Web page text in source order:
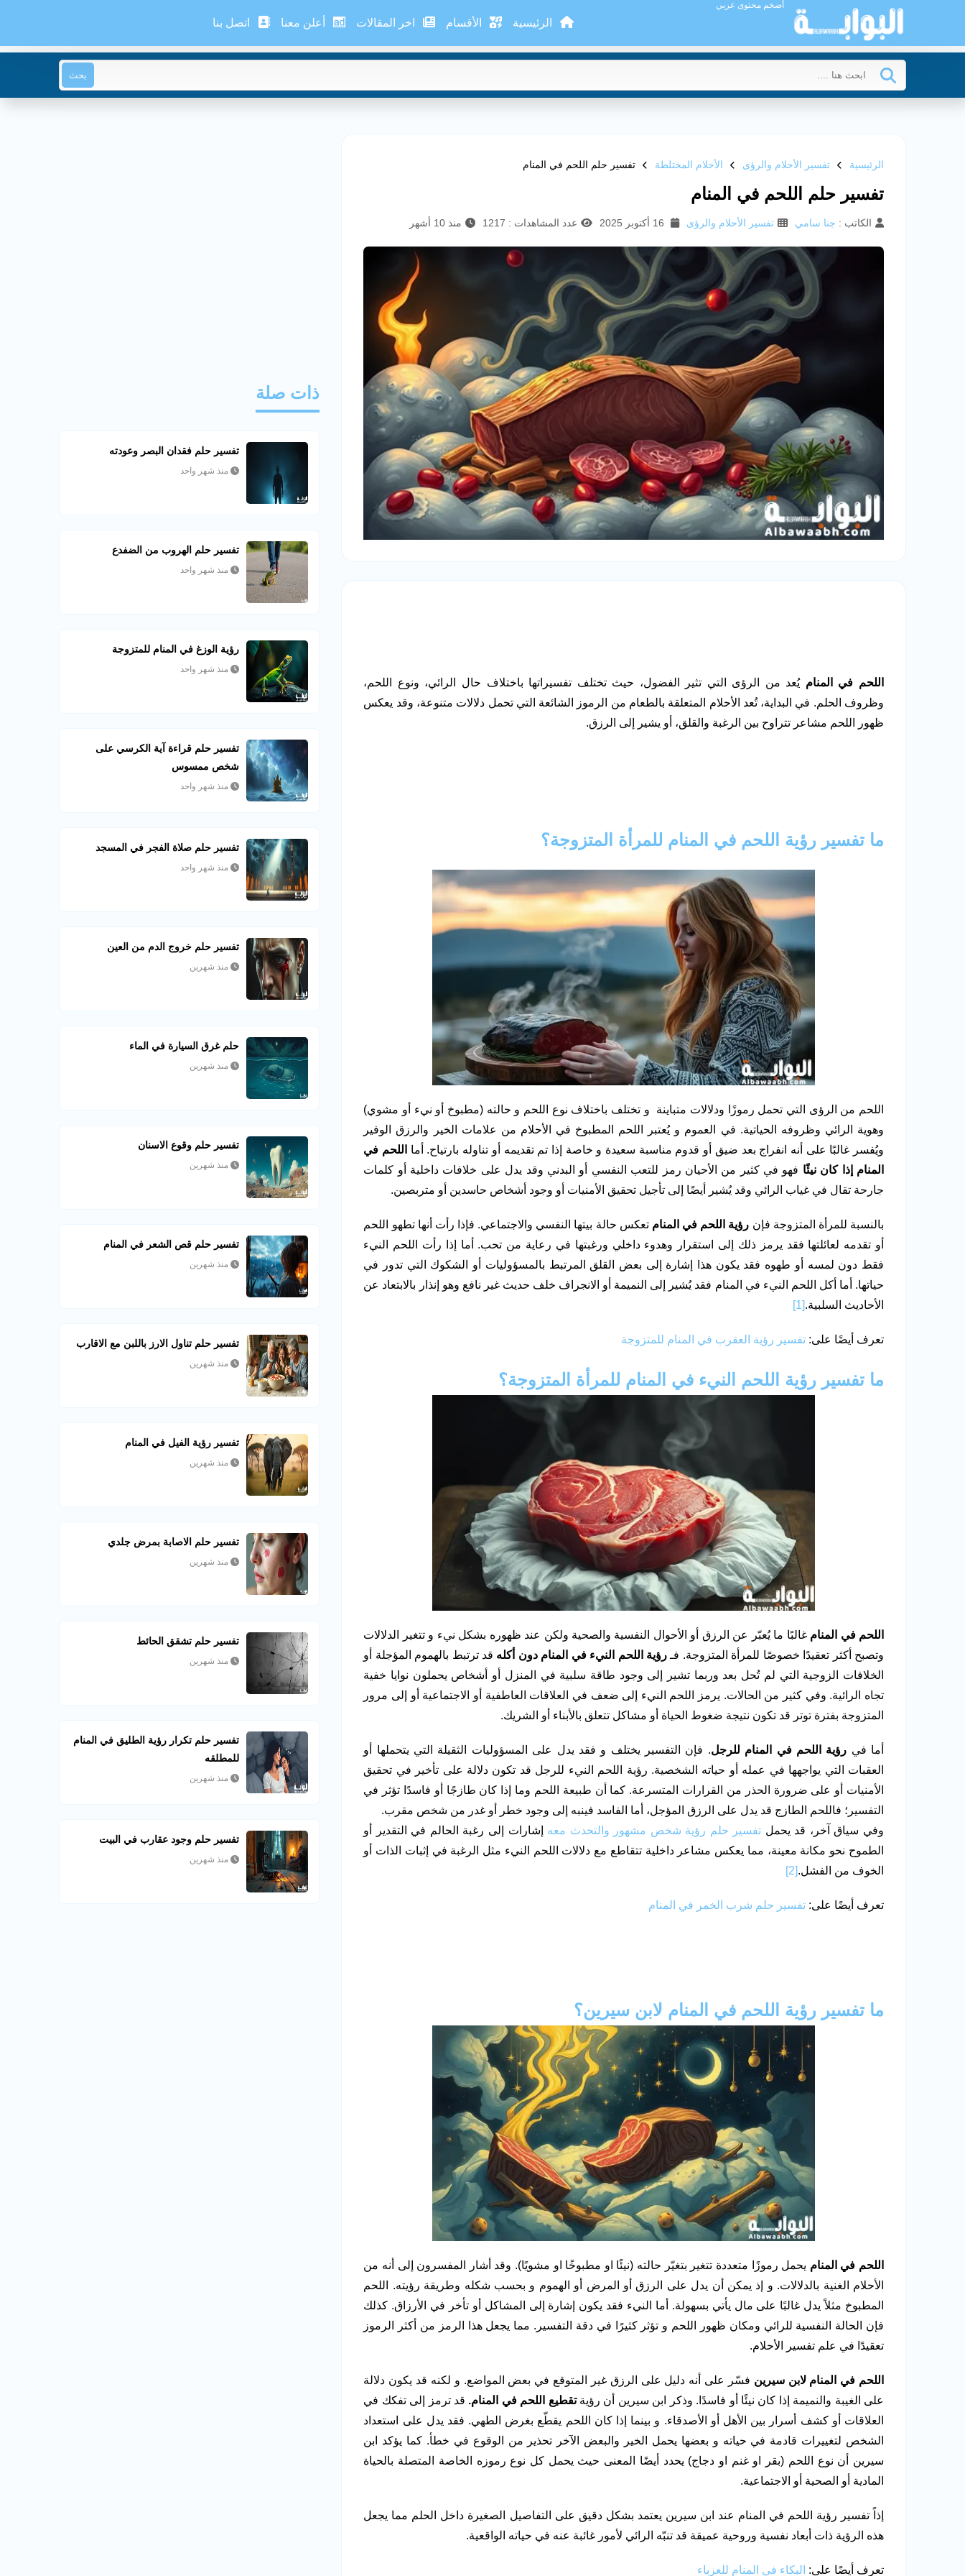
أضخم محتوى عربي
الرئيسية الأقسام اخر المقالات أعلن معنا اتصل بنا
بحث
الرئيسية تفسير الأحلام والرؤى الأحلام المختلطة تفسير حلم اللحم في المنام
تفسير حلم اللحم في المنام
الكاتب : جنا سامي تفسير الأحلام والرؤى عدد المشاهدات : 1217 منذ 10 أشهر
اللحم في المنام يُعد من الرؤى التي تثير الفضول، حيث تختلف تفسيراتها باختلاف حال الرائي، ونوع اللحم،
وظروف الحلم. في البداية، تُعد الأحلام المتعلقة بالطعام من الرموز الشائعة التي تحمل دلالات متنوعة، وقد يعكس
ظهور اللحم مشاعر تتراوح بين الرغبة والقلق، أو يشير إلى الرزق.
ما تفسير رؤية اللحم في المنام للمرأة المتزوجة؟
اللحم من الرؤى التي تحمل رموزًا ودلالات متباينة و تختلف باختلاف نوع اللحم و حالته (مطبوخ أو نيء أو مشوي)
وهوية الرائي وظروفه الحياتية. في العموم و يُعتبر اللحم المطبوخ في الأحلام من علامات الخير والرزق الوفير
ويُفسر غالبًا على أنه انفراج بعد ضيق أو قدوم مناسبة سعيدة و خاصة إذا تم تقديمه أو تناوله بارتياح. أما
اللحم في
المنام إذا كان نيئًا فهو في كثير من الأحيان رمز للتعب النفسي أو البدني وقد يدل على خلافات داخلية أو كلمات
جارحة تقال في غياب الرائي وقد يُشير أيضًا إلى تأجيل تحقيق الأمنيات أو وجود أشخاص حاسدين أو متربصين.
بالنسبة للمرأة المتزوجة فإن رؤية اللحم في المنام تعكس حالة بيتها النفسي والاجتماعي. فإذا رأت أنها تطهو اللحم
أو تقدمه لعائلتها فقد يرمز ذلك إلى استقرار وهدوء داخلي ورغبتها في رعاية من تحب. أما إذا رأت اللحم النيء
فقط دون لمسه أو طهوه فقد يكون هذا إشارة إلى بعض القلق المرتبط بالمسؤوليات أو الشكوك التي تدور في
حياتها. أما أكل اللحم النيء في المنام فقد يُشير إلى النميمة أو الانجراف خلف حديث غير نافع وهو إنذار بالابتعاد عن
الأحاديث السلبية.[1]
تعرف أيضًا على: تفسير رؤية العقرب في المنام للمتزوجة
ما تفسير رؤية اللحم النيء في المنام للمرأة المتزوجة؟
اللحم في المنام غالبًا ما يُعبّر عن الرزق أو الأحوال النفسية والصحية ولكن عند ظهوره بشكل نيء و تتغير الدلالات
وتصبح أكثر تعقيدًا خصوصًا للمرأة المتزوجة. فـ رؤية اللحم النيء في المنام دون أكله قد ترتبط بالهموم المؤجلة أو
الخلافات الزوجية التي لم تُحل بعد وربما تشير إلى وجود طاقة سلبية في المنزل أو أشخاص يحملون نوايا خفية
تجاه الرائية. وفي كثير من الحالات. يرمز اللحم النيء إلى ضعف في العلاقات العاطفية أو الاجتماعية أو إلى مرور
المتزوجة بفترة توتر قد تكون نتيجة ضغوط الحياة أو مشاكل تتعلق بالأبناء أو الشريك.
أما في رؤية اللحم في المنام للرجل. فإن التفسير يختلف و فقد يدل على المسؤوليات الثقيلة التي يتحملها أو
العقبات التي يواجهها في عمله أو حياته الشخصية. رؤية اللحم النيء للرجل قد تكون دلالة على تأخير في تحقيق
الأمنيات أو على ضرورة الحذر من القرارات المتسرعة. كما أن طبيعة اللحم وما إذا كان طازجًا أو فاسدًا تؤثر في
التفسير؛ فاللحم الطازج قد يدل على الرزق المؤجل، أما الفاسد فينبه إلى وجود خطر أو غدر من شخص مقرب.
وفي سياق آخر، قد يحمل تفسير حلم رؤية شخص مشهور والتحدث معه إشارات إلى رغبة الحالم في التقدير أو
الطموح نحو مكانة معينة، مما يعكس مشاعر داخلية تتقاطع مع دلالات اللحم النيء مثل الرغبة في إثبات الذات أو
الخوف من الفشل.[2]
تعرف أيضًا على: تفسير حلم شرب الخمر في المنام
ما تفسير رؤية اللحم في المنام لابن سيرين؟
اللحم في المنام يحمل رموزًا متعددة تتغير بتغيّر حالته (نيئًا او مطبوخًا او مشويًا). وقد أشار المفسرون إلى أنه من
الأحلام الغنية بالدلالات. و إذ يمكن أن يدل على الرزق أو المرض أو الهموم و بحسب شكله وطريقة رؤيته. اللحم
المطبوخ مثلاً يدل غالبًا على مال يأتي بسهولة. أما النيء فقد يكون إشارة إلى المشاكل أو تأخر في الأرزاق. كذلك
فإن الحالة النفسية للرائي ومكان ظهور اللحم و تؤثر كثيرًا في دقة التفسير. مما يجعل هذا الرمز من أكثر الرموز
تعقيدًا في علم تفسير الأحلام.
اللحم في المنام لابن سيرين فسّر على أنه دليل على الرزق غير المتوقع في بعض المواضع. و لكنه قد يكون دلالة
على الغيبة والنميمة إذا كان نيئًا أو فاسدًا. وذكر ابن سيرين أن رؤيةتقطيع اللحم في المنام. قد ترمز إلى تفكك في
العلاقات أو كشف أسرار بين الأهل أو الأصدقاء. و بينما إذا كان اللحم يقطّع بغرض الطهي. فقد يدل على استعداد
الشخص لتغييرات قادمة في حياته و بعضها يحمل الخير والبعض الآخر تحذير من الوقوع في خطأ. كما يؤكد ابن
سيرين أن نوع اللحم (بقر او غنم او دجاج) يحدد أيضًا المعنى حيث يحمل كل نوع رموزه الخاصة المتصلة بالحياة
المادية أو الصحية أو الاجتماعية.
إذاً تفسير رؤية اللحم في المنام عند ابن سيرين يعتمد بشكل دقيق على التفاصيل الصغيرة داخل الحلم مما يجعل
هذه الرؤية ذات أبعاد نفسية وروحية عميقة قد تنبّه الرائي لأمور غائبة عنه في حياته الواقعية.
تعرف أيضًا على: البكاء في المنام للعزباء
ذات صلة
تفسير حلم فقدان البصر وعودته
منذ شهر واحد
تفسير حلم الهروب من الضفدع
منذ شهر واحد
رؤية الوزغ في المنام للمتزوجة
منذ شهر واحد
تفسير حلم قراءة آية الكرسي على
شخص ممسوس
منذ شهر واحد
تفسير حلم صلاة الفجر في المسجد
منذ شهر واحد
تفسير حلم خروج الدم من العين
منذ شهرين
حلم غرق السيارة في الماء
منذ شهرين
تفسير حلم وقوع الاسنان
منذ شهرين
تفسير حلم قص الشعر في المنام
منذ شهرين
تفسير حلم تناول الارز باللبن مع الاقارب
منذ شهرين
تفسير رؤية الفيل في المنام
منذ شهرين
تفسير حلم الاصابة بمرض جلدي
منذ شهرين
تفسير حلم تشقق الحائط
منذ شهرين
تفسير حلم تكرار رؤية الطليق في المنام
للمطلقه
منذ شهرين
تفسير حلم وجود عقارب في البيت
منذ شهرين